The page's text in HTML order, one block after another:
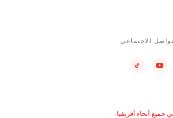
الاجتماعي
جميع أنحاء أفريقيا